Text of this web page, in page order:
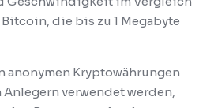
die bis zu 1 Megabyte
anonymen Kryptowährungen
verwendet werden,